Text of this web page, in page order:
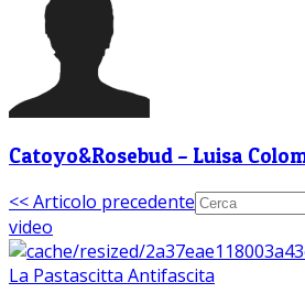
Catoyo&Rosebud – Luisa
<< Articolo precedente
video
La Pastascitta Antifascita